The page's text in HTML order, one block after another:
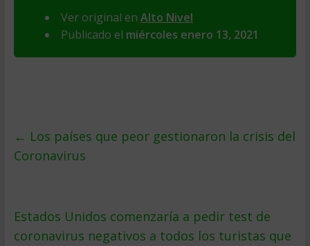
Ver original en Alto Nivel
Publicado el miércoles enero 13, 2021
← Los países que peor gestionaron la crisis del
Coronavirus
Estados Unidos comenzaría a pedir test de
coronavirus negativos a todos los turistas que